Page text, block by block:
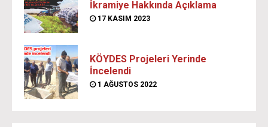
İkramiye Hakkında Açıklama
17 KASIM 2023
KÖYDES Projeleri Yerinde
İncelendi
1 AĞUSTOS 2022